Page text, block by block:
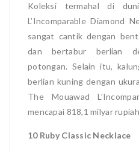
Koleksi termahal di
L’Incomparable Diamond
sangat cantik dengan
dan bertabur berlian
potongan. Selain itu,
berlian kuning dengan
The Mouawad
mencapai 818,1 milyar
10 Ruby Classic Necklace